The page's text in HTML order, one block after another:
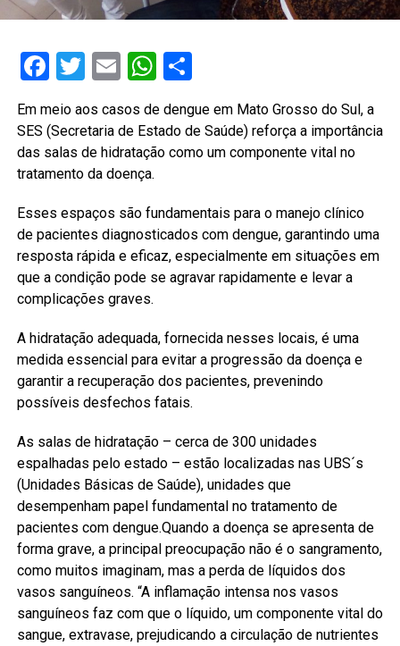
Facebook
Twitter
EmailWhatsApp
Share
Em meio aos casos de dengue em Mato Grosso do Sul, a
SES (Secretaria de Estado de Saúde) reforça a importância
das salas de hidratação como um componente vital no
tratamento da doença.
Esses espaços são fundamentais para o manejo clínico
de pacientes diagnosticados com dengue, garantindo uma
resposta rápida e eficaz, especialmente em situações em
que a condição pode se agravar rapidamente e levar a
complicações graves.
A hidratação adequada, fornecida nesses locais, é uma
medida essencial para evitar a progressão da doença e
garantir a recuperação dos pacientes, prevenindo
possíveis desfechos fatais.
As salas de hidratação – cerca de 300 unidades
espalhadas pelo estado – estão localizadas nas UBS´s
(Unidades Básicas de Saúde), unidades que
desempenham papel fundamental no tratamento de
pacientes com dengue.Quando a doença se apresenta de
forma grave, a principal preocupação não é o sangramento,
como muitos imaginam, mas a perda de líquidos dos
vasos sanguíneos. “A inflamação intensa nos vasos
sanguíneos faz com que o líquido, um componente vital do
sangue, extravase, prejudicando a circulação de nutrientes